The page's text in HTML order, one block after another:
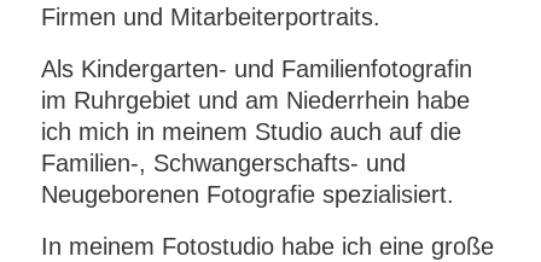
Firmen und Mitarbeiterportraits.
Als Kindergarten- und Familienfotografin
im Ruhrgebiet und am Niederrhein habe
ich mich in meinem Studio auch auf die
Familien-, Schwangerschafts- und
Neugeborenen Fotografie spezialisiert.
In meinem Fotostudio habe ich eine große